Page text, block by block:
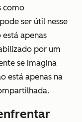
como
ser útil nesse
apenas
por um
se imagina
está apenas na